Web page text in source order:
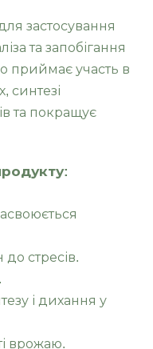
застосування
та запобігання
приймає участь в
синтезі
та покращує
до стресів.
і дихання у
врожаю.